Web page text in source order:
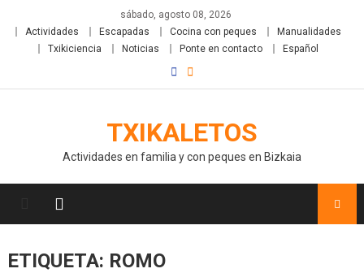
sábado, agosto 08, 2026
Actividades
Escapadas Cocina con peques
Manualidades
Txikiciencia
Noticias Ponte en contacto Español
TXIKALETOS
Actividades en familia y con peques en Bizkaia
ETIQUETA: ROMO